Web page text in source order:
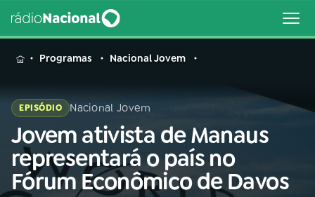
MENU
Buscar
na
Rádio
Nacional
Buscar
Programas Nacional Jovem
EPISÓDIO Nacional Jovem
Jovem ativista de Manaus
representará o país no
Fórum Econômico de Davos